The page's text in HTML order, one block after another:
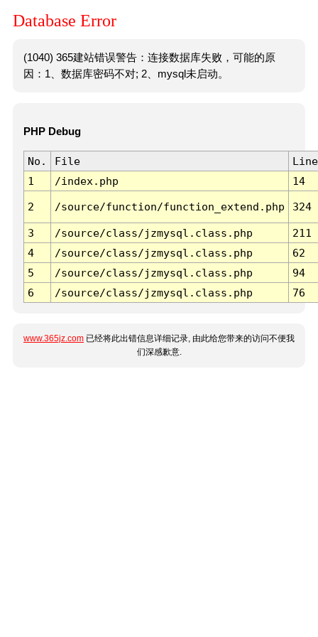
Database Error
(1040) 365建站错误警告：连接数据库失败，可能的原
因：1、数据库密码不对; 2、mysql未启动。
PHP Debug
No. File
Line
1
/index.php 14
2 /source/function/function_extend.php 324
3 /source/class/jzmysql.class.php
211
4
/source/class/jzmysql.class.php
62
5
/source/class/jzmysql.class.php
94
6
/source/class/jzmysql.class.php 76
www.365jz.com 已经将此出错信息详细记录, 由此给您带来的访问不便我
们深感歉意.